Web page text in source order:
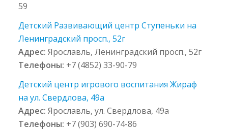
59
Детский Развивающий центр Ступеньки на
Ленинградский просп., 52г
Адрес:Ярославль, Ленинградский просп., 52г
Телефоны: +7 (4852) 33-90-79
Детский центр игрового воспитания Жираф
на ул. Свердлова, 49а
Адрес:Ярославль, ул. Свердлова, 49а
Телефоны: +7 (903) 690-74-86